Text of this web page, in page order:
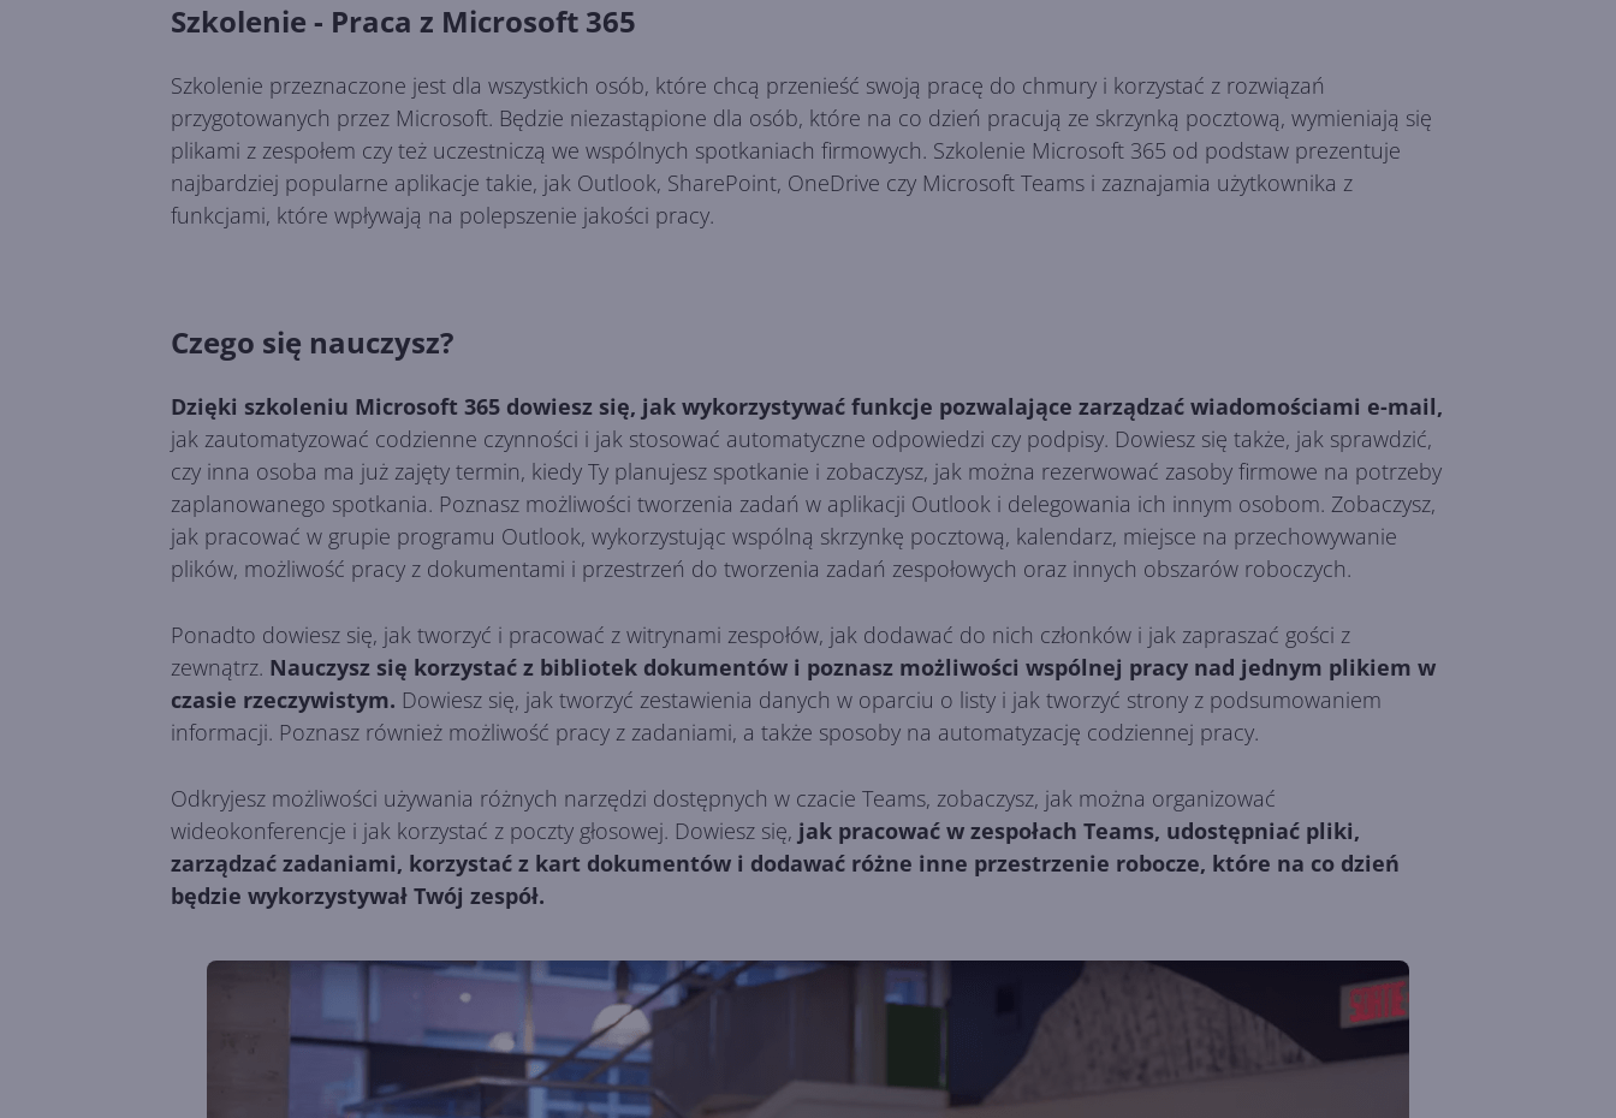
Szkolenie - Praca z Microsoft 365
Szkolenie przeznaczone jest dla wszystkich osób, które chcą przenieść swoją pracę do chmury i korzystać z rozwiązań
przygotowanych przez Microsoft. Będzie niezastąpione dla osób, które na co dzień pracują ze skrzynką pocztową, wymieniają się
plikami z zespołem czy też uczestniczą we wspólnych spotkaniach firmowych. Szkolenie Microsoft 365 od podstaw prezentuje
najbardziej popularne aplikacje takie, jak Outlook, SharePoint, OneDrive czy Microsoft Teams i zaznajamia użytkownika z
funkcjami, które wpływają na polepszenie jakości pracy.
Czego się nauczysz?
Dzięki szkoleniu Microsoft 365 dowiesz się, jak wykorzystywać funkcje pozwalające zarządzać wiadomościami e-mail,
jak zautomatyzować codzienne czynności i jak stosować automatyczne odpowiedzi czy podpisy. Dowiesz się także, jak sprawdzić,
czy inna osoba ma już zajęty termin, kiedy Ty planujesz spotkanie i zobaczysz, jak można rezerwować zasoby firmowe na potrzeby
zaplanowanego spotkania. Poznasz możliwości tworzenia zadań w aplikacji Outlook i delegowania ich innym osobom. Zobaczysz,
jak pracować w grupie programu Outlook, wykorzystując wspólną skrzynkę pocztową, kalendarz, miejsce na przechowywanie
plików, możliwość pracy z dokumentami i przestrzeń do tworzenia zadań zespołowych oraz innych obszarów roboczych.
Ponadto dowiesz się, jak tworzyć i pracować z witrynami zespołów, jak dodawać do nich członków i jak zapraszać gości z
zewnątrz. Nauczysz się korzystać z bibliotek dokumentów i poznasz możliwości wspólnej pracy nad jednym plikiem w
czasie rzeczywistym. Dowiesz się, jak tworzyć zestawienia danych w oparciu o listy i jak tworzyć strony z podsumowaniem
informacji. Poznasz również możliwość pracy z zadaniami, a także sposoby na automatyzację codziennej pracy.
Odkryjesz możliwości używania różnych narzędzi dostępnych w czacie Teams, zobaczysz, jak można organizować
wideokonferencje i jak korzystać z poczty głosowej. Dowiesz się, jak pracować w zespołach Teams, udostępniać pliki,
zarządzać zadaniami, korzystać z kart dokumentów i dodawać różne inne przestrzenie robocze, które na co dzień
będzie wykorzystywał Twój zespół.